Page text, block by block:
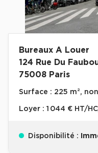
Bureaux A Louer
124 Rue Du
75008 Paris
Surface : 225 m²,
Loyer : 1 044 € HT/
Disponibilité :